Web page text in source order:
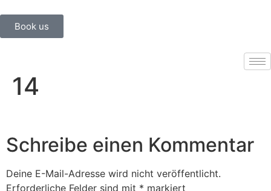
Book us
14
Schreibe einen Kommentar
Deine E-Mail-Adresse wird nicht veröffentlicht.
Erforderliche Felder sind mit * markiert